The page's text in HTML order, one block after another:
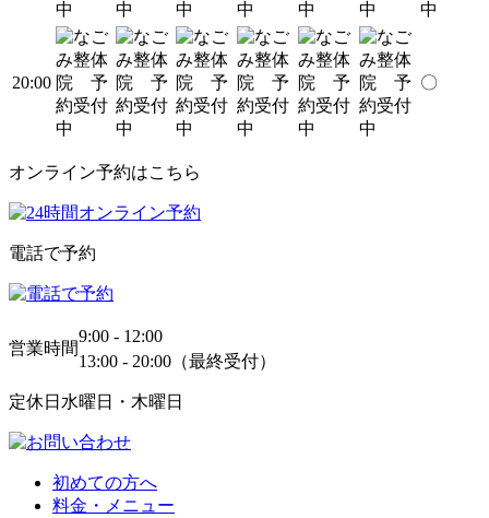
20:00 〇
オンライン予約はこちら
電話で予約
営業時間
9:00 - 12:00
13:00 - 20:00（最終受付）
定休日 水曜日・木曜日
初めての方へ
料金・メニュー